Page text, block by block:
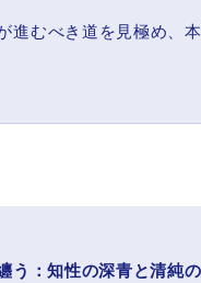
進むべき道を見極め、
う：知性の深青と清純